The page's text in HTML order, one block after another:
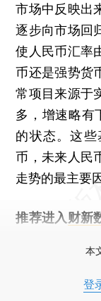
市场中反映出
逐步向市场回
使人民币汇率
币还是强势货
常项目来源于
多，增速略有
的状态。这
币，未来人民
走势的最主要
推荐进入 财新
本
登